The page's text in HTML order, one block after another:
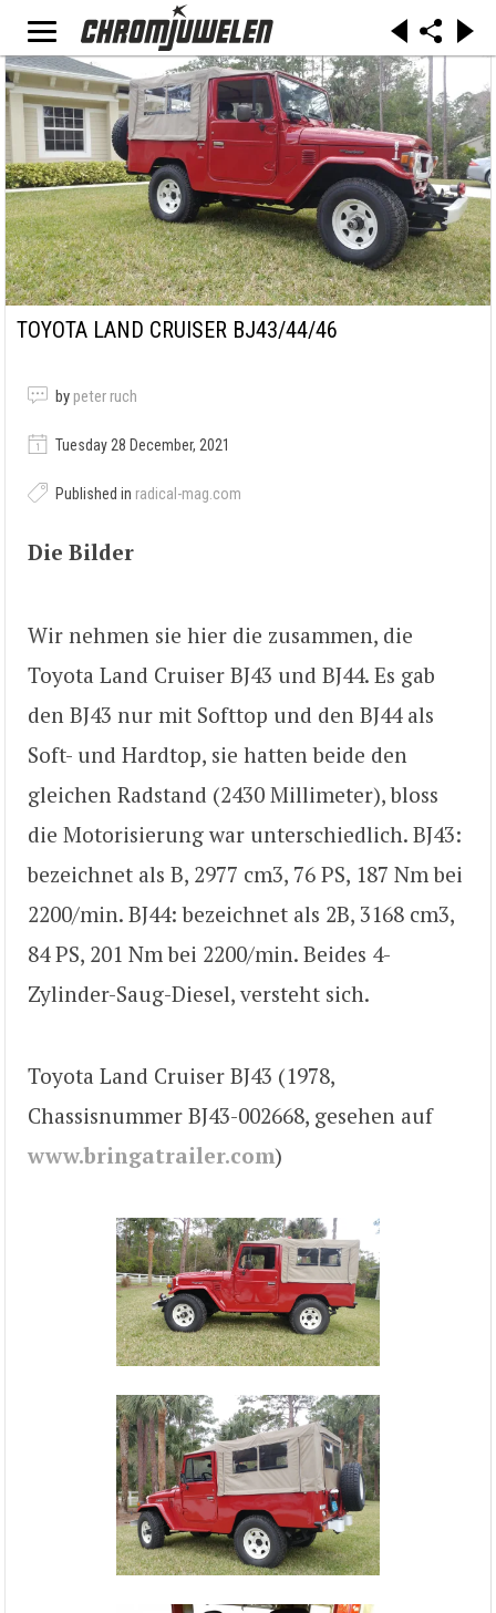
TOYOTA LAND CRUISER BJ43/44/46
by peter ruch
Tuesday 28 December, 2021
Published in radical-mag.com
Die Bilder
Wir nehmen sie hier die zusammen, die
Toyota Land Cruiser BJ43 und BJ44. Es gab
den BJ43 nur mit Softtop und den BJ44 als
Soft- und Hardtop, sie hatten beide den
gleichen Radstand (2430 Millimeter), bloss
die Motorisierung war unterschiedlich. BJ43:
bezeichnet als B, 2977 cm3, 76 PS, 187 Nm bei
2200/min. BJ44: bezeichnet als 2B, 3168 cm3,
84 PS, 201 Nm bei 2200/min. Beides 4-
Zylinder-Saug-Diesel, versteht sich.
Toyota Land Cruiser BJ43 (1978,
Chassisnummer BJ43-002668, gesehen auf
www.bringatrailer.com)